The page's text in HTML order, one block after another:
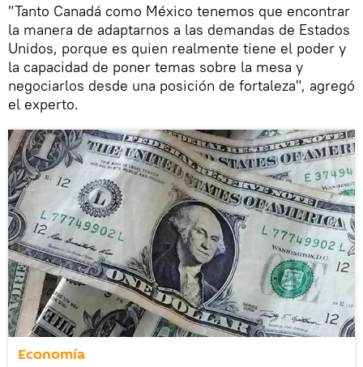
"Tanto Canadá como México tenemos que encontrar
la manera de adaptarnos a las demandas de Estados
Unidos, porque es quien realmente tiene el poder y
la capacidad de poner temas sobre la mesa y
negociarlos desde una posición de fortaleza", agregó
el experto.
Economía